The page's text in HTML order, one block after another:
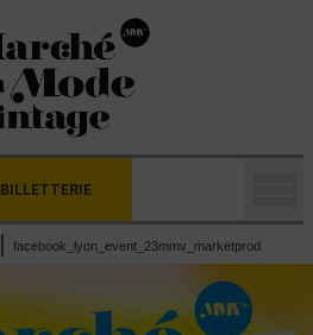
BILLETTERIE
facebook_lyon_event_23mmv_marketprod